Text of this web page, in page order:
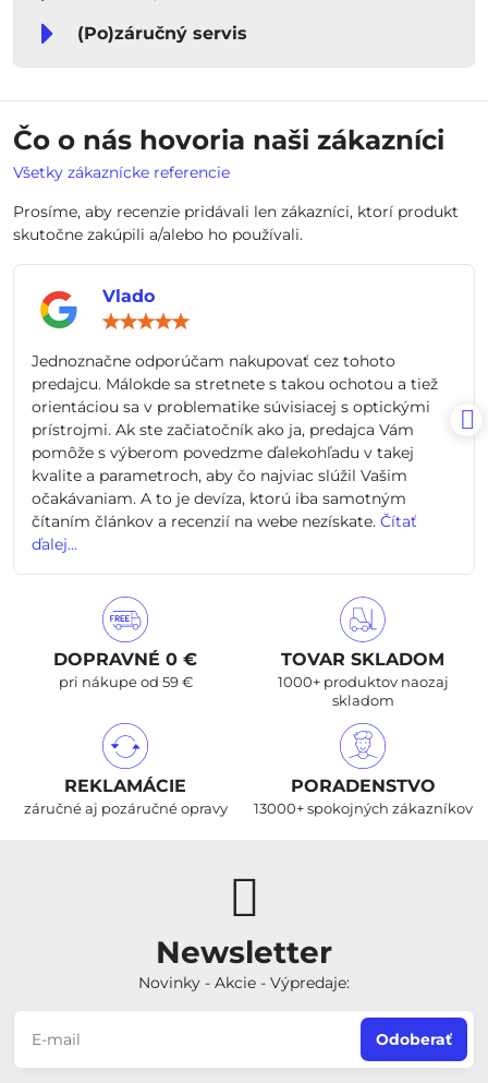
(Po)záručný servis
Čo o nás hovoria naši zákazníci
Všetky zákaznícke referencie
Prosíme, aby recenzie pridávali len zákazníci, ktorí produkt
skutočne zakúpili a/alebo ho používali.
Vlado
5
Jednoznačne odporúčam nakupovať cez tohoto
predajcu. Málokde sa stretnete s takou ochotou a tiež
orientáciou sa v problematike súvisiacej s optickými
prístrojmi. Ak ste začiatočník ako ja, predajca Vám
pomôže s výberom povedzme ďalekohľadu v takej
kvalite a parametroch, aby čo najviac slúžil Vašim
očakávaniam. A to je devíza, ktorú iba samotným
čítaním článkov a recenzií na webe nezískate. Čítať
ďalej...
DOPRAVNÉ 0 €
pri nákupe od 59 €
TOVAR SKLADOM
1000+ produktov naozaj
skladom
REKLAMÁCIE
záručné aj pozáručné opravy
PORADENSTVO
13000+ spokojných zákazníkov
Newsletter
Novinky - Akcie - Výpredaje:
Odoberať